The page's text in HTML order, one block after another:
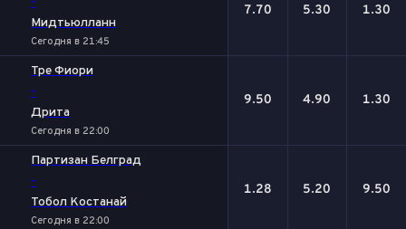
Мидтьюлланн
Сегодня в 21:45
7.70 5.30 1.30
Тре Фиори
-
Дрита
Сегодня в 22:00
9.50 4.90 1.30
Партизан Белград
-
Тобол Костанай
Сегодня в 22:00
1.28 5.20 9.50